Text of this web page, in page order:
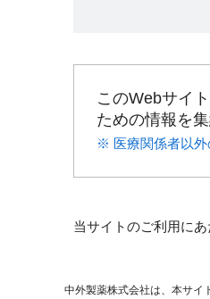
このWebサイト
ための情報を
※ 医療関係者以外
当サイトのご利用にあ
中外製薬株式会社は、本サイ